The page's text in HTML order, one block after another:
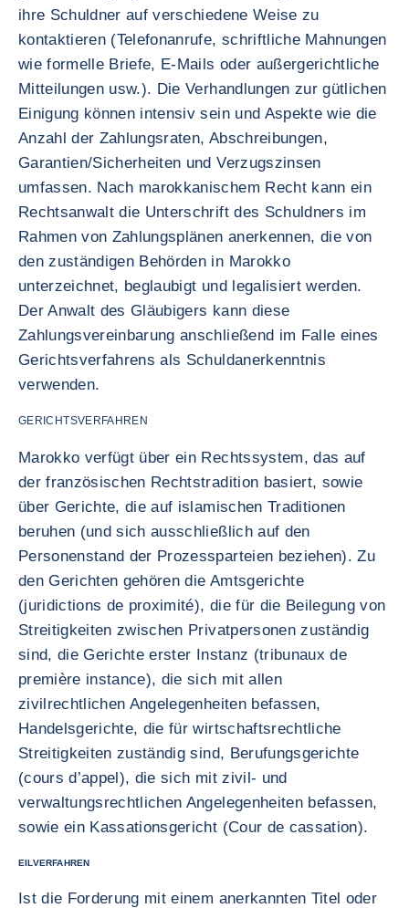
ihre Schuldner auf verschiedene Weise zu
kontaktieren (Telefonanrufe, schriftliche Mahnungen
wie formelle Briefe, E-Mails oder außergerichtliche
Mitteilungen usw.). Die Verhandlungen zur gütlichen
Einigung können intensiv sein und Aspekte wie die
Anzahl der Zahlungsraten, Abschreibungen,
Garantien/Sicherheiten und Verzugszinsen
umfassen. Nach marokkanischem Recht kann ein
Rechtsanwalt die Unterschrift des Schuldners im
Rahmen von Zahlungsplänen anerkennen, die von
den zuständigen Behörden in Marokko
unterzeichnet, beglaubigt und legalisiert werden.
Der Anwalt des Gläubigers kann diese
Zahlungsvereinbarung anschließend im Falle eines
Gerichtsverfahrens als Schuldanerkenntnis
verwenden.
GERICHTSVERFAHREN
Marokko verfügt über ein Rechtssystem, das auf
der französischen Rechtstradition basiert, sowie
über Gerichte, die auf islamischen Traditionen
beruhen (und sich ausschließlich auf den
Personenstand der Prozessparteien beziehen). Zu
den Gerichten gehören die Amtsgerichte
(juridictions de proximité), die für die Beilegung von
Streitigkeiten zwischen Privatpersonen zuständig
sind, die Gerichte erster Instanz (tribunaux de
première instance), die sich mit allen
zivilrechtlichen Angelegenheiten befassen,
Handelsgerichte, die für wirtschaftsrechtliche
Streitigkeiten zuständig sind, Berufungsgerichte
(cours d’appel), die sich mit zivil- und
verwaltungsrechtlichen Angelegenheiten befassen,
sowie ein Kassationsgericht (Cour de cassation).
EILVERFAHREN
Ist die Forderung mit einem anerkannten Titel oder